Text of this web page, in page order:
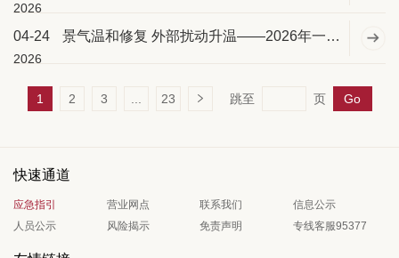
2026
04-24
2026
景气温和修复 外部扰动升温——2026年一季度宏观经济复盘与二季度展望
1 2 3 23 跳至 页 Go
快速通道
应急指引 营业网点 联系我们
信息公示
人员公示
风险揭示 免责声明 专线客服95377